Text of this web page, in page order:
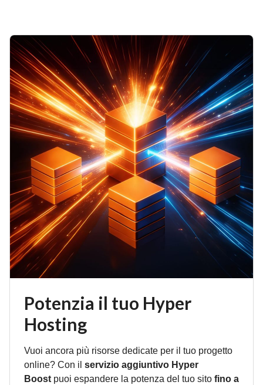
Potenzia il tuo Hyper
Hosting
Vuoi ancora più risorse dedicate per il tuo progetto
online? Con il servizio aggiuntivo Hyper
Boost puoi espandere la potenza del tuo sito fino a